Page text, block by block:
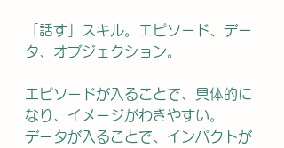
「話す」スキル。エピソード、デー
タ、オブジェクション。
エピソードが入ることで、具体的に
なり、イメージがわきやすい。
データが入ることで、インパクトが